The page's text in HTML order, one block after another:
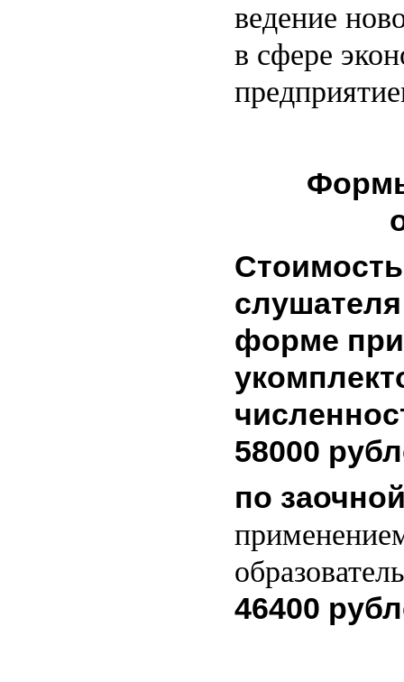
ведение
в сфере
форме
58000
по
46400